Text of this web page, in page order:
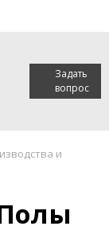
Задать
вопрос
и